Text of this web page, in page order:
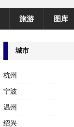
旅游 图库
城市
杭州
宁波
温州
绍兴